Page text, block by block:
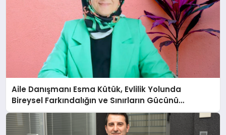
Aile Danışmanı Esma Kütük, Evlilik Yolunda
Bireysel Farkındalığın ve Sınırların Gücünü
Anlatıyor